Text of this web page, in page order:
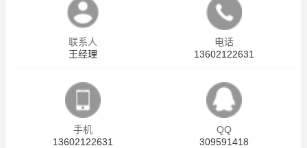
联系人
王经理
电话
13602122631
手机
13602122631
QQ
309591418